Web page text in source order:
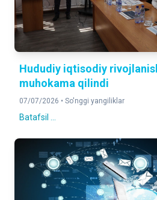
Hududiy iqtisodiy
muhokama qilindi
07/07/2026 • So'nggi yangiliklar
Batafsil ...